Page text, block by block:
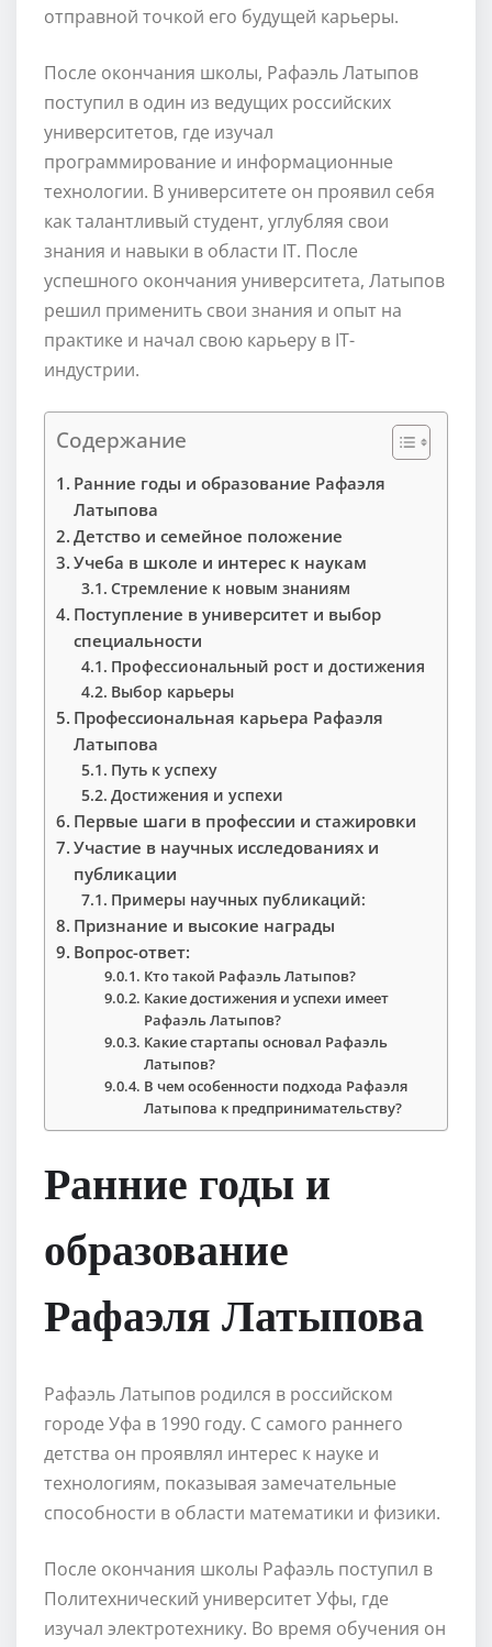
отправной точкой его будущей карьеры.
После окончания школы, Рафаэль Латыпов
поступил в один из ведущих российских
университетов, где изучал
программирование и информационные
технологии. В университете он проявил себя
как талантливый студент, углубляя свои
знания и навыки в области IT. После
успешного окончания университета, Латыпов
решил применить свои знания и опыт на
практике и начал свою карьеру в IT-
индустрии.
Содержание
Ранние годы и образование Рафаэля
Латыпова
Детство и семейное положение
Учеба в школе и интерес к наукам
Стремление к новым знаниям
Поступление в университет и выбор
специальности
Профессиональный рост и достижения
Выбор карьеры
Профессиональная карьера Рафаэля
Латыпова
Путь к успеху
Достижения и успехи
Первые шаги в профессии и стажировки
Участие в научных исследованиях и
публикации
Примеры научных публикаций:
Признание и высокие награды
Вопрос-ответ:
Кто такой Рафаэль Латыпов?
Какие достижения и успехи имеет
Рафаэль Латыпов?
Какие стартапы основал Рафаэль
Латыпов?
В чем особенности подхода Рафаэля
Латыпова к предпринимательству?
Ранние годы и
образование
Рафаэля Латыпова
Рафаэль Латыпов родился в российском
городе Уфа в 1990 году. С самого раннего
детства он проявлял интерес к науке и
технологиям, показывая замечательные
способности в области математики и физики.
После окончания школы Рафаэль поступил в
Политехнический университет Уфы, где
изучал электротехнику. Во время обучения он